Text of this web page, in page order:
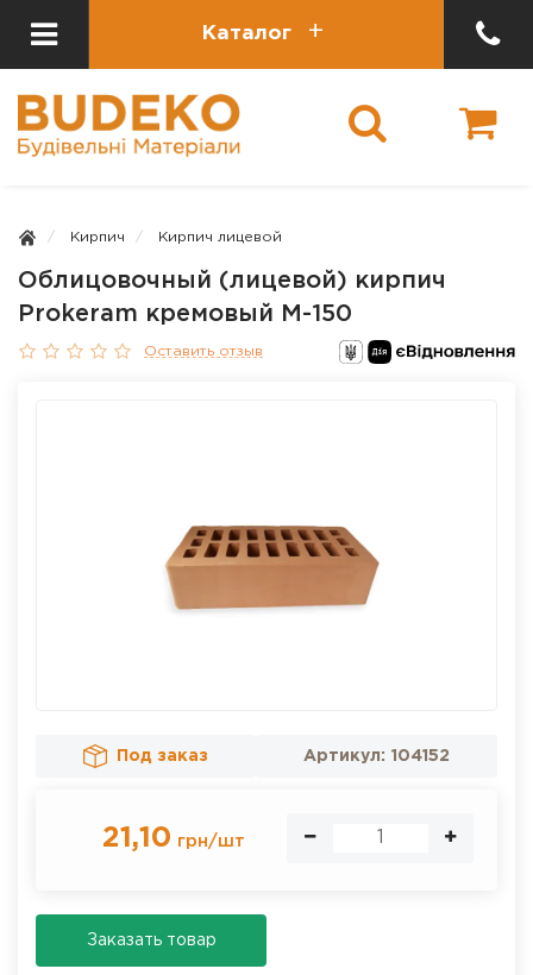
Каталог
Кирпич Кирпич лицевой
Облицовочный (лицевой) кирпич
Prokeram кремовый М-150
Оставить отзыв
Под заказ Артикул: 104152
21,10 грн/шт
Заказать товар